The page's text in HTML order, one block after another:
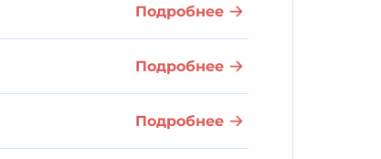
Подробнее
Подробнее
Подробнее